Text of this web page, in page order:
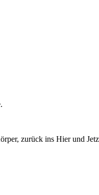
zurück ins Hier und